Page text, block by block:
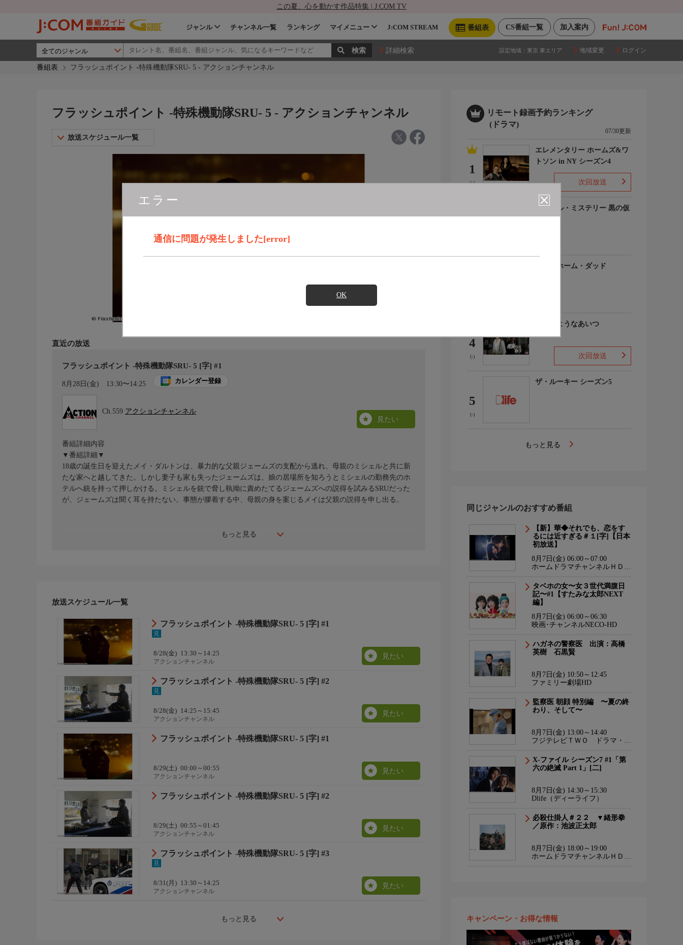
この夏、心を動かす作品特集 | J:COM TV
加入案内
CS番組一覧
番組表
ジャンル チャンネル一覧 ランキング マイメニュー J:COM STREAM
詳細検索 設定地域： 東京 東エリア 地域変更 ログイン
番組表 フラッシュポイント -特殊機動隊SRU- 5 - アクションチャンネル
エラー
通信に問題が発生しました[error]
OK
フラッシュポイント -特殊機動隊SRU- 5 - アクションチャンネル
放送スケジュール一覧
直近の放送
フラッシュポイント -特殊機動隊SRU- 5 [字] #1
8月28日(金) 13:30〜14:25 カレンダー登録
Ch.559 アクションチャンネル
見たい
もっと見る
番組詳細内容
▼番組詳細▼
18歳の誕生日を迎えたメイ・ダルトンは、暴力的な父親ジェームズの支配から逃れ、母親のミシェルと共に新
たな家へと越してきた。しかし妻子も家も失ったジェームズは、娘の居場所を知ろうとミシェルの勤務先のホ
テルへ銃を持って押しかける。ミシェルを銃で脅し執拗に責めたてるジェームズへの説得を試みるSRUだった
が、ジェームズは聞く耳を持たない。事態が膠着する中、母親の身を案じるメイは父親の説得を申し出る。
放送スケジュール一覧
フラッシュポイント -特殊機動隊SRU- 5 [字] #1
見
8/28(金) 13:30～14:25
アクションチャンネル
見たい
フラッシュポイント -特殊機動隊SRU- 5 [字] #2
見
8/28(金) 14:25～15:45
アクションチャンネル
見たい
フラッシュポイント -特殊機動隊SRU- 5 [字] #1
8/29(土) 00:00～00:55
アクションチャンネル
見たい
フラッシュポイント -特殊機動隊SRU- 5 [字] #2
8/29(土) 00:55～01:45
アクションチャンネル
見たい
フラッシュポイント -特殊機動隊SRU- 5 [字] #3
見
8/31(月) 13:30～14:25
アクションチャンネル
見たい
もっと見る
リモート録画予約ランキング
(ドラマ)
07/30更新
1
(-)
エレメンタリー ホームズ&ワ
トソン in NY シーズン4
次回放送
ルーヴル・ミステリー 黒の仮
アットホーム・ダッド
4
(-)
悪魔のようなあいつ
次回放送
5
(-)
ザ・ルーキー シーズン5
もっと見る
同じジャンルのおすすめ番組
【新】華◆それでも、恋をす
るには近すぎる＃１[字]【日本
初放送】
8月7日(金) 06:00～07:00
ホームドラマチャンネルＨＤ
タベホの女〜女３世代満腹日
記〜#1【すたみな太郎NEXT
編】
8月7日(金) 06:00～06:30
映画･チャンネルNECO-HD
ハガネの警察医 出演：高橋
英樹 石黒賢
8月7日(金) 10:50～12:45
ファミリー劇場HD
監察医 朝顔 特別編 〜夏の終
わり、そして〜
8月7日(金) 13:00～14:40
フジテレビＴＷＯ ドラマ・ア
X-ファイル シーズン7 #1「第
六の絶滅 Part 1」[二]
8月7日(金) 14:30～15:30
Dlife（ディーライフ）
必殺仕掛人＃２２ ▼緒形拳
／原作：池波正太郎
8月7日(金) 18:00～19:00
ホームドラマチャンネルＨＤ
キャンペーン・お得な情報